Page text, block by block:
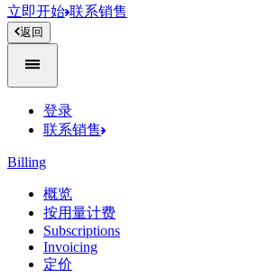
立即开始 联系销售
返回
登录
联系销售
Billing
概览
按用量计费
Subscriptions
Invoicing
定价